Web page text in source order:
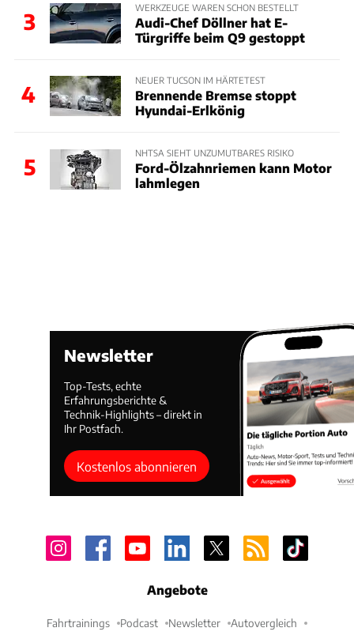
3
WERKZEUGE WAREN SCHON BESTELLT
Audi-Chef Döllner hat E-
Türgriffe beim Q9 gestoppt
4
NEUER TUCSON IM HÄRTETEST
Brennende Bremse stoppt
Hyundai-Erlkönig
5
NHTSA SIEHT UNZUMUTBARES RISIKO
Ford-Ölzahnriemen kann Motor
lahmlegen
Newsletter
Top-Tests, echte
Erfahrungsberichte &
Technik-Highlights – direkt in
Ihr Postfach.
Kostenlos abonnieren
Angebote
Fahrtrainings Podcast Newsletter Autovergleich